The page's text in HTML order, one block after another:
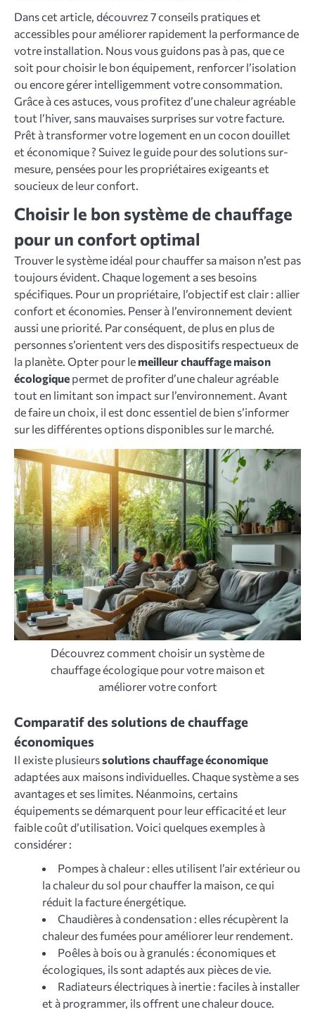
Dans cet article, découvrez 7 conseils pratiques et
accessibles pour améliorer rapidement la performance de
votre installation. Nous vous guidons pas à pas, que ce
soit pour choisir le bon équipement, renforcer l’isolation
ou encore gérer intelligemment votre consommation.
Grâce à ces astuces, vous profitez d’une chaleur agréable
tout l’hiver, sans mauvaises surprises sur votre facture.
Prêt à transformer votre logement en un cocon douillet
et économique ? Suivez le guide pour des solutions sur-
mesure, pensées pour les propriétaires exigeants et
soucieux de leur confort.
Choisir le bon système de chauffage
pour un confort optimal
Trouver le système idéal pour chauffer sa maison n’est pas
toujours évident. Chaque logement a ses besoins
spécifiques. Pour un propriétaire, l’objectif est clair : allier
confort et économies. Penser à l’environnement devient
aussi une priorité. Par conséquent, de plus en plus de
personnes s’orientent vers des dispositifs respectueux de
la planète. Opter pour le meilleur chauffage maison
écologique permet de profiter d’une chaleur agréable
tout en limitant son impact sur l’environnement. Avant
de faire un choix, il est donc essentiel de bien s’informer
sur les différentes options disponibles sur le marché.
Découvrez comment choisir un système de
chauffage écologique pour votre maison et
améliorer votre confort
Comparatif des solutions de chauffage
économiques
Il existe plusieurssolutions chauffage économique
adaptées aux maisons individuelles. Chaque système a ses
avantages et ses limites. Néanmoins, certains
équipements se démarquent pour leur efficacité et leur
faible coût d’utilisation. Voici quelques exemples à
considérer :
Pompes à chaleur : elles utilisent l’air extérieur ou
la chaleur du sol pour chauffer la maison, ce qui
réduit la facture énergétique.
Chaudières à condensation : elles récupèrent la
chaleur des fumées pour améliorer leur rendement.
Poêles à bois ou à granulés : économiques et
écologiques, ils sont adaptés aux pièces de vie.
Radiateurs électriques à inertie : faciles à installer
et à programmer, ils offrent une chaleur douce.